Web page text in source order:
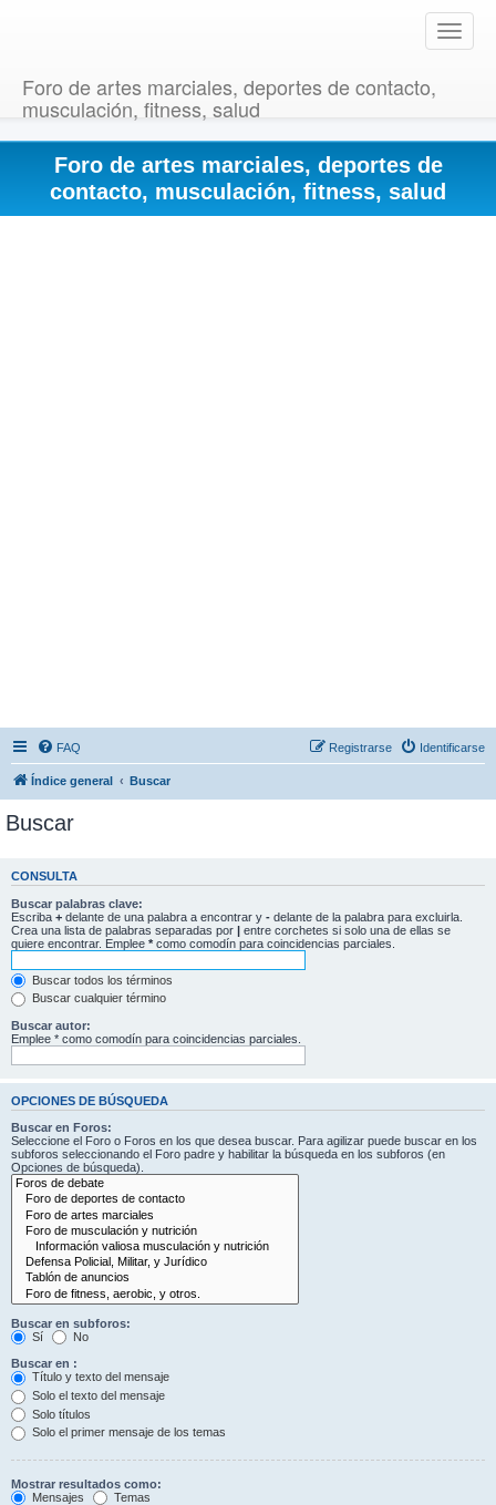
T
o
e
v
Foro de artes marciales, deportes de contacto,
musculación, fitness, salud
Foro de artes marciales, deportes de
contacto, musculación, fitness, salud
FAQ Identificarse
Registrarse
Índice general Buscar
Buscar
CONSULTA
Buscar palabras clave:
Escriba + delante de una palabra a encontrar y - delante de la palabra para excluirla.
Crea una lista de palabras separadas por | entre corchetes si solo una de ellas se
quiere encontrar. Emplee * como comodín para coincidencias parciales.
Buscar todos los términos
Buscar cualquier término
Buscar autor:
Emplee * como comodín para coincidencias parciales.
OPCIONES DE BÚSQUEDA
Buscar en Foros:
Seleccione el Foro o Foros en los que desea buscar. Para agilizar puede buscar en los
subforos seleccionando el Foro padre y habilitar la búsqueda en los subforos (en
Opciones de búsqueda).
Buscar en subforos:
Sí
No
Buscar en :
Título y texto del mensaje
Solo el texto del mensaje
Solo títulos
Solo el primer mensaje de los temas
Mostrar resultados como:
Mensajes
Temas